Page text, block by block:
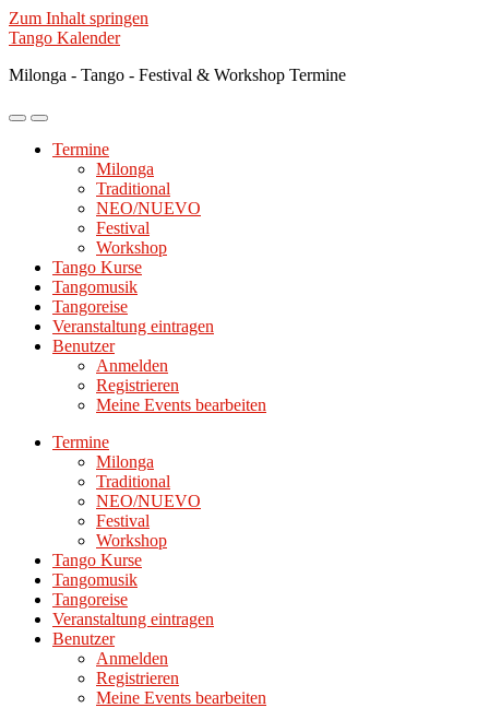
Zum Inhalt springen
Tango Kalender
Milonga - Tango - Festival & Workshop Termine
Mobile-
ein-/ausblenden
Suchfeld
ein-/ausblenden
Termine
Milonga
Traditional
NEO/NUEVO
Festival
Workshop
Tango Kurse
Tangomusik
Tangoreise
Veranstaltung eintragen
Benutzer
Anmelden
Registrieren
Meine Events bearbeiten
Termine
Milonga
Traditional
NEO/NUEVO
Festival
Workshop
Tango Kurse
Tangomusik
Tangoreise
Veranstaltung eintragen
Benutzer
Anmelden
Registrieren
Meine Events bearbeiten